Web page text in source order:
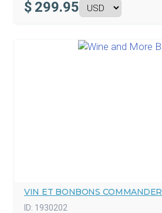
$ 299.95
VIN ET BONBONS COMMANDER
ID: 1930202